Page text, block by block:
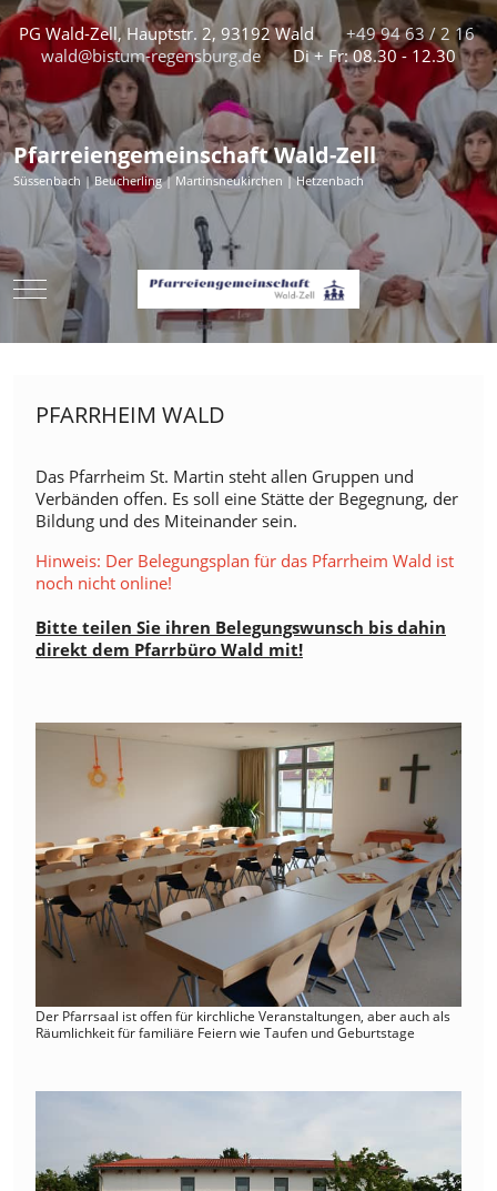
PG Wald-Zell, Hauptstr. 2, 93192 Wald
+49 94 63 / 2 16
wald@bistum-regensburg.de
Di + Fr: 08.30 - 12.30
Pfarreiengemeinschaft Wald-Zell
Süssenbach | Beucherling | Martinsneukirchen | Hetzenbach
Mobile Menu Toggle
PFARRHEIM WALD
Das Pfarrheim St. Martin steht allen Gruppen und
Verbänden offen. Es soll eine Stätte der Begegnung, der
Bildung und des Miteinander sein.
Hinweis: Der Belegungsplan für das Pfarrheim Wald ist
noch nicht online!
Bitte teilen Sie ihren Belegungswunsch bis dahin
direkt dem Pfarrbüro Wald mit!
Der Pfarrsaal ist offen für kirchliche Veranstaltungen, aber auch als
Räumlichkeit für familiäre Feiern wie Taufen und Geburtstage